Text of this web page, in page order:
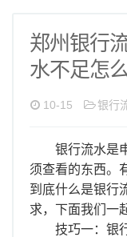
工资流水
入职流水
企业流水
存款证明
在职证明
离职证明
郑州银行
水不足怎
10-15 银行
银行流水是申
须查看的东西。
到底什么是银行
求，下面我们一
技巧一：银行